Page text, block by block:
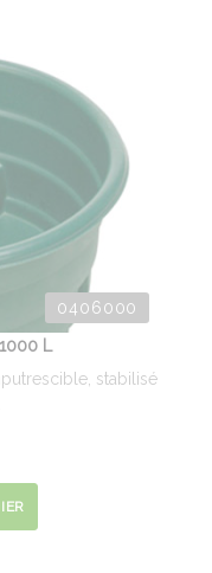
0406000
L
stabilisé